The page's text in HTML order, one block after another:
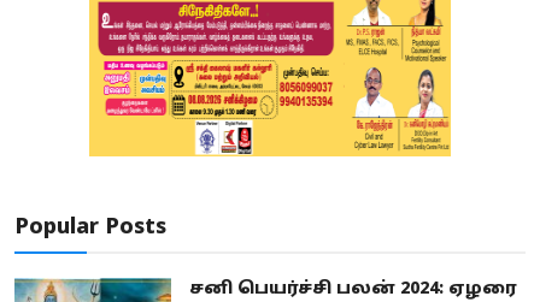
Popular Posts
சனி பெயர்ச்சி பலன் 2024: ஏழரை